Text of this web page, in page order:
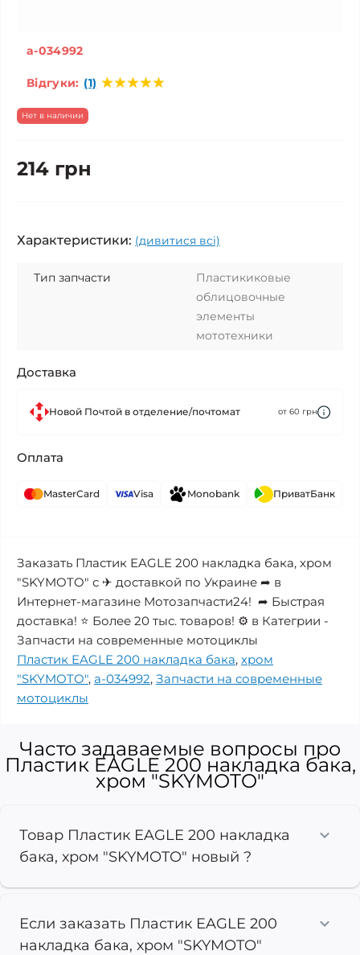
a-034992
Відгуки: (1)
Нет в наличии
214 грн
Характеристики: (дивитися всі)
Тип запчасти
Пластикиковые
облицовочные
элементы
мототехники
Доставка
Новой Почтой в отделение/почтомат от 60 грн
Оплата
MasterCard Visa Monobank ПриватБанк
Заказать Пластик EAGLE 200 накладка бака, хром
"SKYMOTO" с ✈ доставкой по Украине ➦ в
Интернет-магазине Мотозапчасти24! ➦ Быстрая
доставка! ⭐ Более 20 тыс. товаров! ⚙️ в Категрии -
Запчасти на современные мотоциклы
Пластик EAGLE 200 накладка бака, хром
"SKYMOTO", a-034992, Запчасти на современные
мотоциклы
Часто задаваемые вопросы про
Пластик EAGLE 200 накладка бака,
хром "SKYMOTO"
Товар Пластик EAGLE 200 накладка
бака, хром "SKYMOTO" новый ?
Если заказать Пластик EAGLE 200
накладка бака, хром "SKYMOTO"